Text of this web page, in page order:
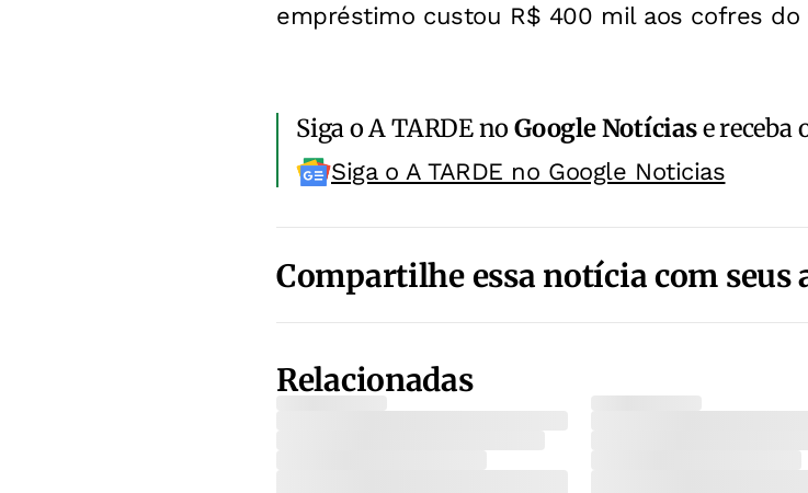
empréstimo custou R$ 400 mil aos cofres do
Siga o A TARDE noGoogle Notíciase receba
Siga o A TARDE no Google Noticias
Compartilhe essa notícia com seus
Relacionadas